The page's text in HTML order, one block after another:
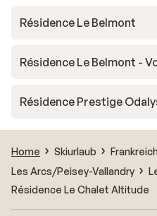
Résidence Le Belmont
Résidence Le Belmont -
Résidence Prestige
Home Skiurlaub Frankreich
Les Arcs/Peisey-Vallandry
Résidence Le Chalet Altitude